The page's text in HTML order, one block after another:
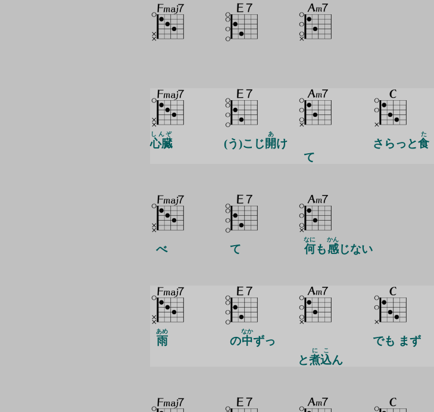
心臓
しんぞ
(う)こじ 開
あ
け
て
さらっと食
た
べ て 何
なに
も感
かん
じない
雨
あめ
の中
なか
ずっ
と煮
に
込
こ
ん
でも まず